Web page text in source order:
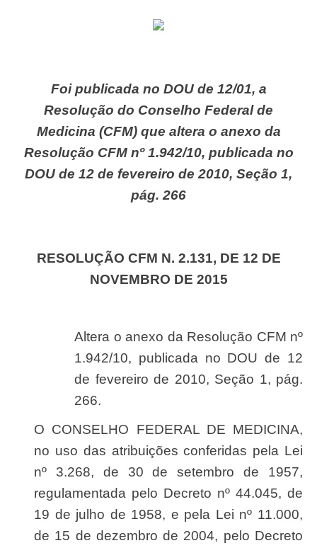
Foi publicada no DOU de 12/01, a
Resolução do Conselho Federal de
Medicina (CFM) que altera o anexo da
Resolução CFM nº 1.942/10, publicada no
DOU de 12 de fevereiro de 2010, Seção 1,
pág. 266
RESOLUÇÃO CFM N. 2.131, DE 12 DE
NOVEMBRO DE 2015
Altera o anexo da Resolução CFM nº
1.942/10, publicada no DOU de 12
de fevereiro de 2010, Seção 1, pág.
266.
O CONSELHO FEDERAL DE MEDICINA,
no uso das atribuições conferidas pela Lei
nº 3.268, de 30 de setembro de 1957,
regulamentada pelo Decreto nº 44.045, de
19 de julho de 1958, e pela Lei nº 11.000,
de 15 de dezembro de 2004, pelo Decreto